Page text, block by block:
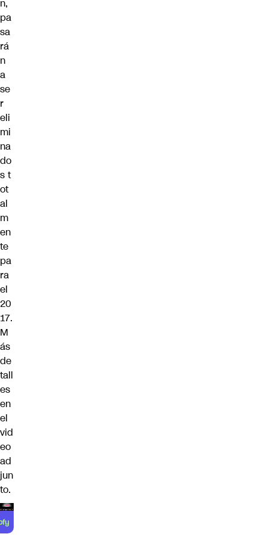
n,
pa
sa
rá
n
a
se
r
eli
mi
na
do
s t
ot
al
m
en
te
pa
ra
el
20
17.
M
ás
de
tall
es
en
el
vid
eo
ad
jun
to.